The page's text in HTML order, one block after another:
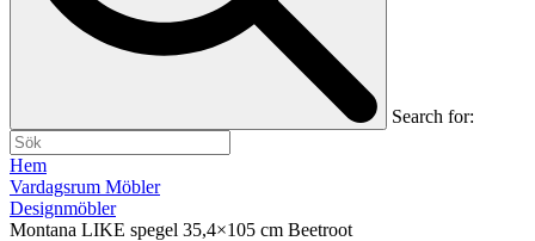
Search for:
Hem
Vardagsrum Möbler
Designmöbler
Montana LIKE spegel 35,4×105 cm Beetroot